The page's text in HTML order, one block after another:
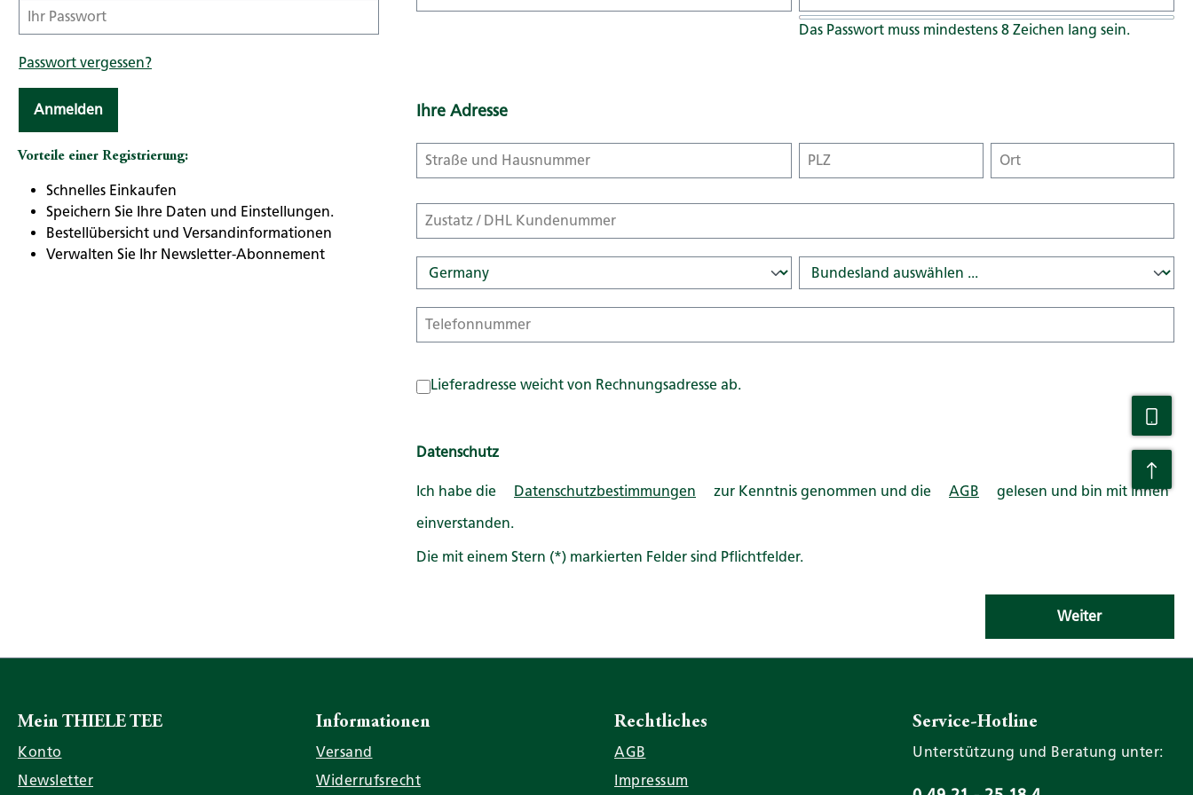
Passwort vergessen?
Anmelden
Vorteile einer Registrierung:
Schnelles Einkaufen
Speichern Sie Ihre Daten und Einstellungen.
Bestellübersicht und Versandinformationen
Verwalten Sie Ihr Newsletter-Abonnement
Das Passwort muss mindestens 8 Zeichen lang sein.
Ihre Adresse
Lieferadresse weicht von Rechnungsadresse ab.
Datenschutz
Ich habe die Datenschutzbestimmungen zur Kenntnis genommen und die AGB
gelesen und bin mit ihnen
einverstanden.
Die mit einem Stern (*) markierten Felder sind Pflichtfelder.
Weiter
Mein THIELE TEE
Konto
Newsletter
Informationen
Versand
Widerrufsrecht
Rechtliches
AGB
Impressum
Service-Hotline
Unterstützung und Beratung unter: